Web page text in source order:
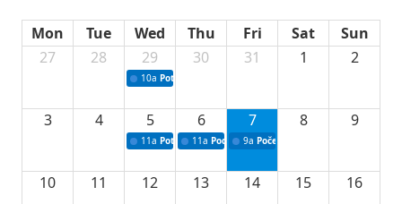
Mon Tue Wed Thu Fri Sat
Sun
27
28 29
10a Potpisivanje ugovora sa neprofitnim
30 31 1 2
3 4 5
11a Potpisivanje ugovora o stipendijama za
6
11a Podrška razvoju vodne infrastrukture u
7
9a Početak izgradnje nove
8 9
10 11 12 13 14 15 16